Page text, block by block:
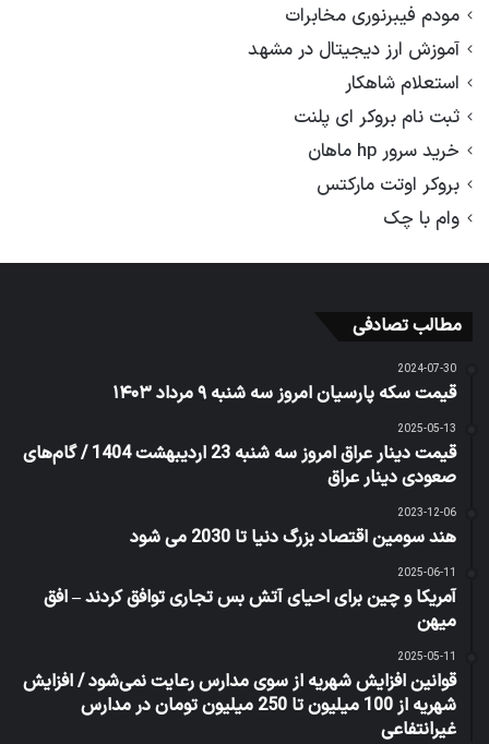
مودم فیبرنوری مخابرات
آموزش ارز دیجیتال در مشهد
استعلام شاهکار
ثبت نام بروکر ای پلنت
خرید سرور hp ماهان
بروکر اوتت مارکتس
وام با چک
مطالب تصادفی
2024-07-30
قیمت سکه پارسیان امروز سه شنبه ۹ مرداد ۱۴۰۳
2025-05-13
قیمت دینار عراق امروز سه شنبه 23 اردیبهشت 1404 / گام‌های
صعودی دینار عراق
2023-12-06
هند سومین اقتصاد بزرگ دنیا تا 2030 می شود
2025-06-11
آمریکا و چین برای احیای آتش بس تجاری توافق کردند – افق
میهن
2025-05-11
قوانین افزایش شهریه از سوی مدارس رعایت نمی‌شود / افزایش
شهریه از 100 میلیون تا 250 میلیون تومان در مدارس
غیرانتفاعی